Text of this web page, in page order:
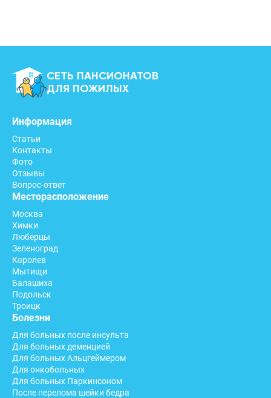
СЕТЬ ПАНСИОНАТОВ
ДЛЯ ПОЖИЛЫХ
Информация
Статьи
Контакты
Фото
Отзывы
Вопрос-ответ
Месторасположение
Москва
Химки
Люберцы
Зеленоград
Королев
Мытищи
Балашиха
Подольск
Троицк
Болезни
Для больных после инсульта
Для больных деменцией
Для больных Альцгеймером
Для онкобольных
Для больных Паркинсоном
После перелома шейки бедра